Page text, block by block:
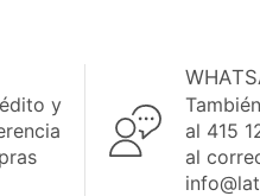
y
al 415
al